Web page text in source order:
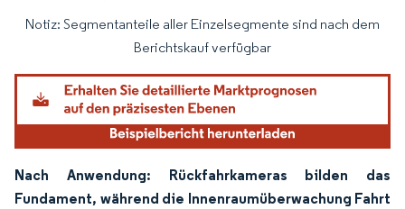
Bild © Mordor Intelligence. Wiederverwendung erfordert Namensnennung
Notiz: Segmentanteile aller Einzelsegmente sind nach dem
Berichtskauf verfügbar
Nach Anwendung: Rückfahrkameras bilden das
Fundament, während die Innenraumüberwachung Fahrt